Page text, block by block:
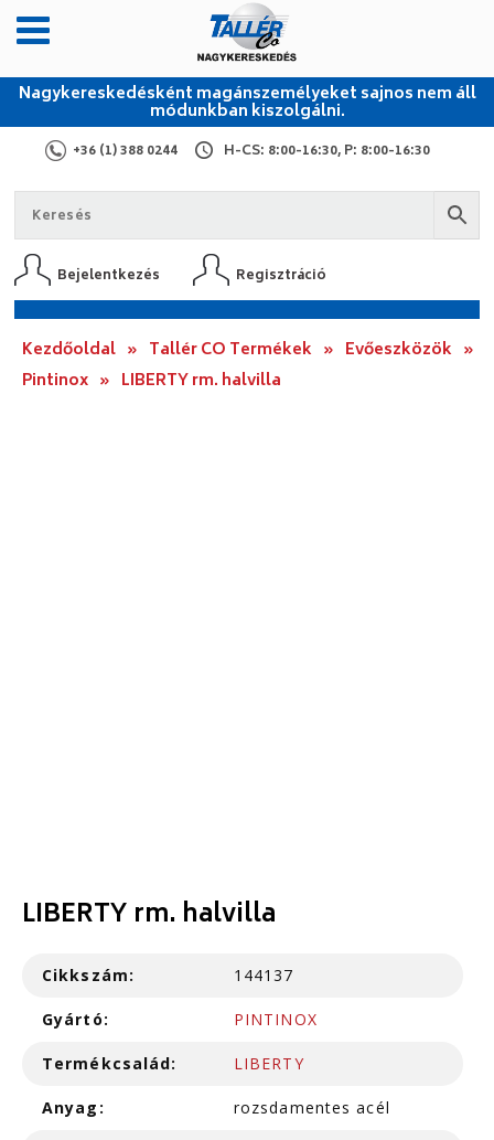
Nagykereskedésként magánszemélyeket sajnos nem áll
módunkban kiszolgálni.
+36 (1) 388 0244 H-CS: 8:00-16:30, P: 8:00-16:30
Bejelentkezés Regisztráció
Kezdőoldal » Tallér CO Termékek » Evőeszközök »
Pintinox » LIBERTY rm. halvilla
LIBERTY rm. halvilla
Cikkszám: 144137
Gyártó: PINTINOX
Termékcsalád: LIBERTY
Anyag: rozsdamentes acél